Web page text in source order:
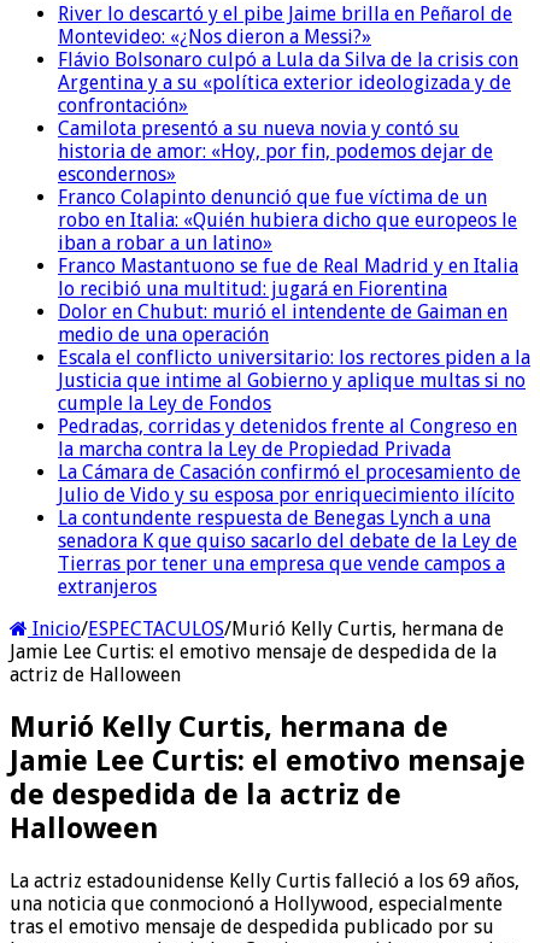
River lo descartó y el pibe Jaime brilla en Peñarol de
Montevideo: «¿Nos dieron a Messi?»
Flávio Bolsonaro culpó a Lula da Silva de la crisis con
Argentina y a su «política exterior ideologizada y de
confrontación»
Camilota presentó a su nueva novia y contó su
historia de amor: «Hoy, por fin, podemos dejar de
escondernos»
Franco Colapinto denunció que fue víctima de un
robo en Italia: «Quién hubiera dicho que europeos le
iban a robar a un latino»
Franco Mastantuono se fue de Real Madrid y en Italia
lo recibió una multitud: jugará en Fiorentina
Dolor en Chubut: murió el intendente de Gaiman en
medio de una operación
Escala el conflicto universitario: los rectores piden a la
Justicia que intime al Gobierno y aplique multas si no
cumple la Ley de Fondos
Pedradas, corridas y detenidos frente al Congreso en
la marcha contra la Ley de Propiedad Privada
La Cámara de Casación confirmó el procesamiento de
Julio de Vido y su esposa por enriquecimiento ilícito
La contundente respuesta de Benegas Lynch a una
senadora K que quiso sacarlo del debate de la Ley de
Tierras por tener una empresa que vende campos a
extranjeros
Inicio/ESPECTACULOS/Murió Kelly Curtis, hermana de
Jamie Lee Curtis: el emotivo mensaje de despedida de la
actriz de Halloween
Murió Kelly Curtis, hermana de
Jamie Lee Curtis: el emotivo mensaje
de despedida de la actriz de
Halloween
La actriz estadounidense Kelly Curtis falleció a los 69 años,
una noticia que conmocionó a Hollywood, especialmente
tras el emotivo mensaje de despedida publicado por su